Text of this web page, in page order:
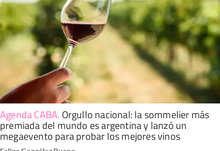
Agenda CABA. Orgullo nacional: la sommelier más
premiada del mundo es argentina y lanzó un
megaevento para probar los mejores vinos